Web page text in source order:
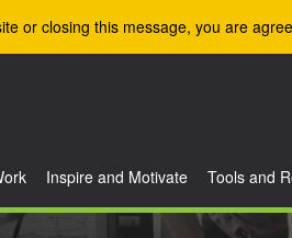
or closing this message, you are
Inspire and Motivate Tools and